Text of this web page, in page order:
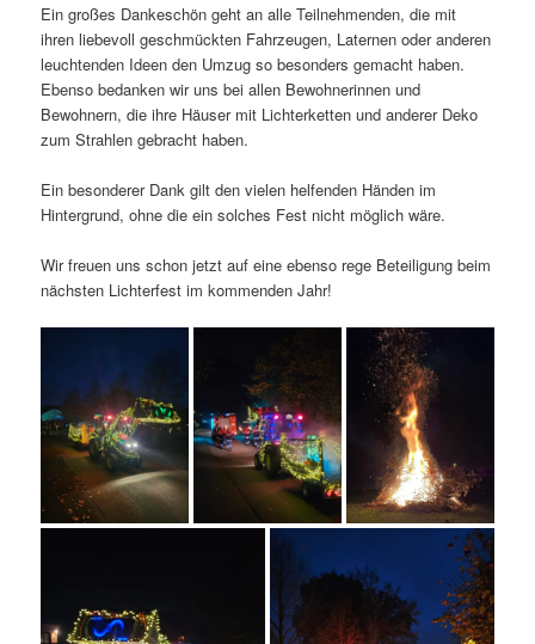
Ein großes Dankeschön geht an alle Teilnehmenden, die mit
ihren liebevoll geschmückten Fahrzeugen, Laternen oder anderen
leuchtenden Ideen den Umzug so besonders gemacht haben.
Ebenso bedanken wir uns bei allen Bewohnerinnen und
Bewohnern, die ihre Häuser mit Lichterketten und anderer Deko
zum Strahlen gebracht haben.
Ein besonderer Dank gilt den vielen helfenden Händen im
Hintergrund, ohne die ein solches Fest nicht möglich wäre.
Wir freuen uns schon jetzt auf eine ebenso rege Beteiligung beim
nächsten Lichterfest im kommenden Jahr!